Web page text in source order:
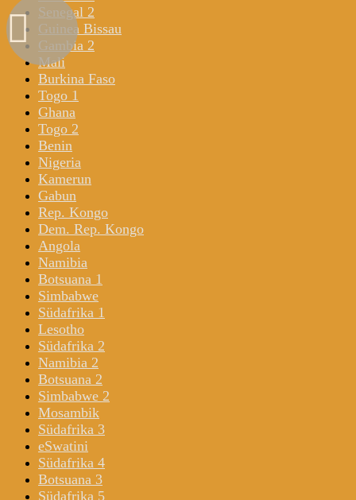
Senegal 2
Guinea Bissau
Gambia 2
Mali
Burkina Faso
Togo 1
Ghana
Togo 2
Benin
Nigeria
Kamerun
Gabun
Rep. Kongo
Dem. Rep. Kongo
Angola
Namibia
Botsuana 1
Simbabwe
Südafrika 1
Lesotho
Südafrika 2
Namibia 2
Botsuana 2
Simbabwe 2
Mosambik
Südafrika 3
eSwatini
Südafrika 4
Botsuana 3
Südafrika 5